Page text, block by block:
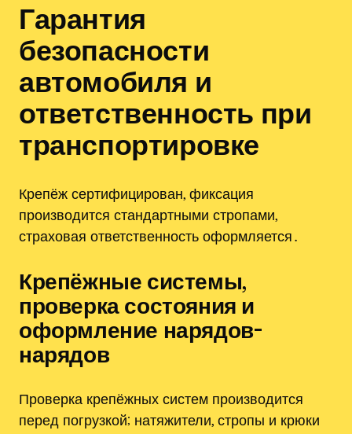
Гарантия
безопасности
автомобиля и
ответственность при
транспортировке
Крепёж сертифицирован, фиксация
производится стандартными стропами,
страховая ответственность оформляется․
Крепёжные системы,
проверка состояния и
оформление нарядов-
нарядов
Проверка крепёжных систем производится
перед погрузкой; натяжители, стропы и крюки